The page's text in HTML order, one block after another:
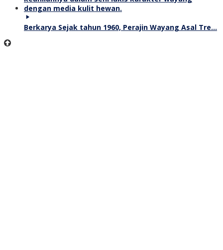
Berkarya Sejak tahun 1960, Perajin Wayang Asal Tre…